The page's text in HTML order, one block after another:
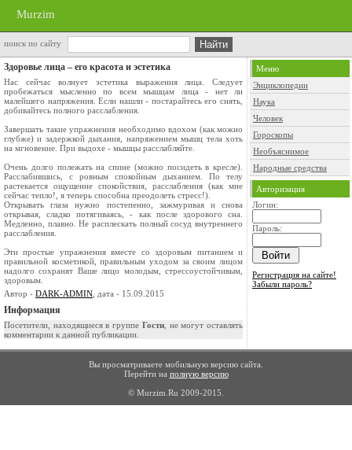
Murzim
поиск по сайту
Здоровье лица – его красота и эстетика
Нас сейчас волнует эстетика выражения лица. Следует
пробежаться мысленно по всем мышцам лица - нет ли
малейшего напряжения. Если нашли - постарайтесь его снять,
добивайтесь полного расслабления.
Завершать такие упражнения необходимо вдохом (как можно
глубже) и задержкой дыхания, напряжением мышц тела хоть
на мгновение. При выдохе - мышцы расслабляйте.
Очень долго полежать на спине (можно посидеть в кресле).
Расслабившись, с ровным спокойным дыханием. По телу
растекается ощущение спокойствия, расслабления (как мне
сейчас тепло!, я теперь способна преодолеть стресс!).
Открывать глаза нужно постепенно, зажмуривая и снова
открывая, сладко потягиваясь, - как после здорового сна.
Медленно, плавно. Не расплескать полный сосуд внутреннего
расслабления.
Эти простые упражнения вместе со здоровым питанием и
правильной косметикой, правильным уходом за своим лицом
надолго сохранят Ваше лицо молодым, стрессоустойчивым,
здоровым.
Автор - DARK-ADMIN , дата - 15.09.2015
Информация
Посетители, находящиеся в группе Гости, не могут оставлять
комментарии к данной публикации.
Меню
Энциклопедии
Наука
Человек
Гороскопы
Необъяснимое
Народные средства
Авторизация
Логин:
Пароль:
Регистрация на сайте!
Забыли пароль?
Вы просматриваете мобильную версию сайта.
Перейти на полную версию
© Murzim.Ru 2009-2015.